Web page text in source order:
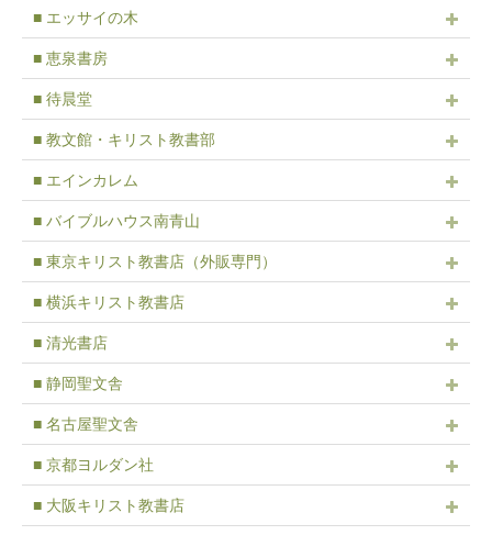
■ エッサイの木
■ 恵泉書房
■ 待晨堂
■ 教文館・キリスト教書部
■ エインカレム
■ バイブルハウス南青山
■ 東京キリスト教書店（外販専門）
■ 横浜キリスト教書店
■ 清光書店
■ 静岡聖文舎
■ 名古屋聖文舎
■ 京都ヨルダン社
■ 大阪キリスト教書店